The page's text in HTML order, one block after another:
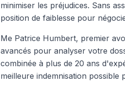
minimiser les préjudices. Sans
position de faiblesse pour
Me Patrice Humbert, premier
avancés pour analyser votre
combinée à plus de 20 ans
meilleure indemnisation possible